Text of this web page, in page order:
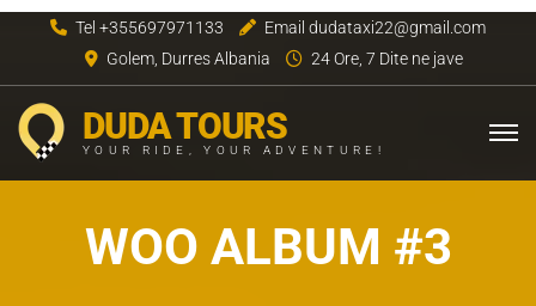
Tel +355697971133
Email dudataxi22@gmail.com
Golem, Durres Albania
24 Ore, 7 Dite ne jave
DUDA TOURS
YOUR RIDE, YOUR ADVENTURE!
WOO ALBUM #3